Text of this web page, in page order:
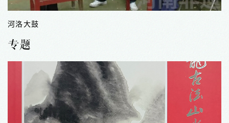
锣鼓艺术（中州大鼓)
专题